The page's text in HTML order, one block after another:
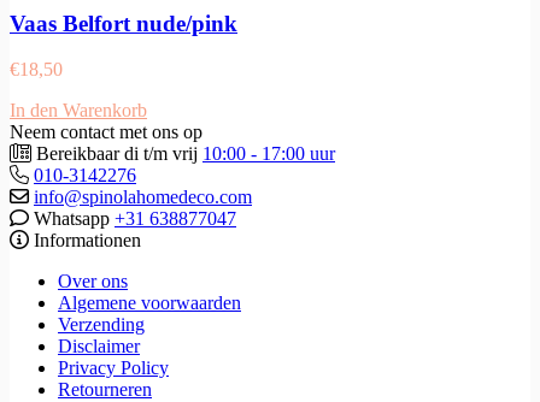
Vaas Belfort nude/pink
€18,50
In den Warenkorb
Neem contact met ons op
Bereikbaar di t/m vrij 10:00 - 17:00 uur
010-3142276
info@spinolahomedeco.com
Whatsapp +31 638877047
Informationen
Over ons
Algemene voorwaarden
Verzending
Disclaimer
Privacy Policy
Retourneren